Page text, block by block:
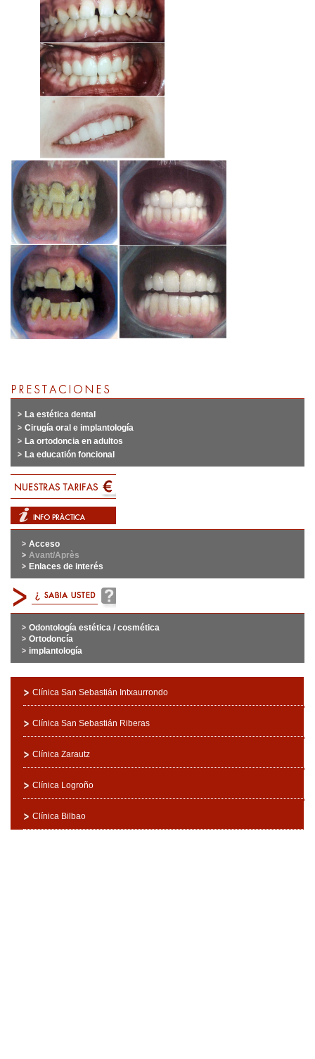
La estética dental
Cirugía oral e implantología
La ortodoncia en adultos
La educatión foncional
Acceso
Avant/Après
Enlaces de interés
Odontología estética / cosmética
Ortodoncía
implantología
Clínica San Sebastián Intxaurrondo
Clínica San Sebastián Riberas
Clínica Zarautz
Clínica Logroño
Clínica Bilbao